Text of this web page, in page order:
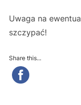
Uwaga na
szczypać!
Share this...